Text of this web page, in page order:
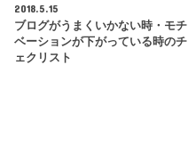
2018.5.15
ブログがうまくいかない時・モチ
ベーションが下がっている時のチ
ェクリスト